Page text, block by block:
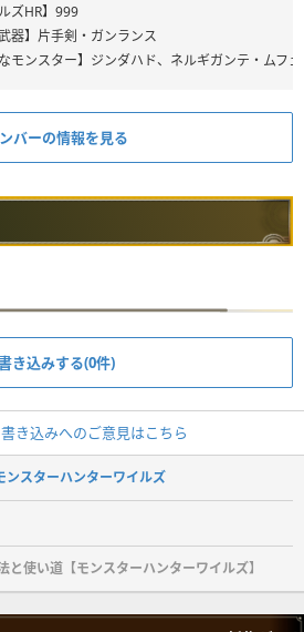
ルズHR】999
武器】片手剣・ガンランス
なモンスター】ジンダハド、ネルギガンテ・ムフ
バーの情報を見る
き込みする(0件)
き込みへのご意見はこちら
ンスターハンターワイルズ
と使い道【モンスターハンターワイルズ】